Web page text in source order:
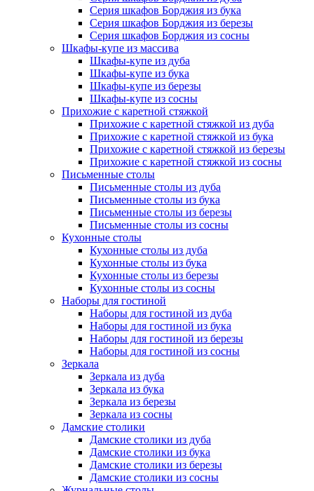
Серия шкафов Борджия из бука
Серия шкафов Борджия из березы
Серия шкафов Борджия из сосны
Шкафы-купе из массива
Шкафы-купе из дуба
Шкафы-купе из бука
Шкафы-купе из березы
Шкафы-купе из сосны
Прихожие с каретной стяжкой
Прихожие с каретной стяжкой из дуба
Прихожие с каретной стяжкой из бука
Прихожие с каретной стяжкой из березы
Прихожие с каретной стяжкой из сосны
Письменные столы
Письменные столы из дуба
Письменные столы из бука
Письменные столы из березы
Письменные столы из сосны
Кухонные столы
Кухонные столы из дуба
Кухонные столы из бука
Кухонные столы из березы
Кухонные столы из сосны
Наборы для гостиной
Наборы для гостиной из дуба
Наборы для гостиной из бука
Наборы для гостиной из березы
Наборы для гостиной из сосны
Зеркала
Зеркала из дуба
Зеркала из бука
Зеркала из березы
Зеркала из сосны
Дамские столики
Дамские столики из дуба
Дамские столики из бука
Дамские столики из березы
Дамские столики из сосны